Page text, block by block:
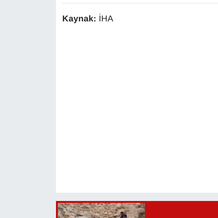
Kaynak: İHA